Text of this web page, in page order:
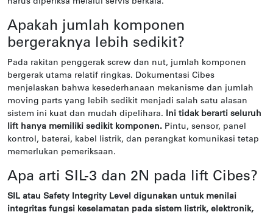
Apakah jumlah komponen
bergeraknya lebih sedikit?
Pada rakitan penggerak screw dan nut, jumlah komponen
bergerak utama relatif ringkas. Dokumentasi Cibes
menjelaskan bahwa kesederhanaan mekanisme dan jumlah
moving parts yang lebih sedikit menjadi salah satu alasan
sistem ini kuat dan mudah dipelihara.
Ini tidak berarti seluruh
lift hanya memiliki sedikit komponen. Pintu, sensor, panel
kontrol, baterai, kabel listrik, dan perangkat komunikasi tetap
memerlukan pemeriksaan.
Apa arti SIL-3 dan 2N pada lift Cibes?
SIL atau Safety Integrity Level digunakan untuk menilai
integritas fungsi keselamatan pada sistem listrik, elektronik,